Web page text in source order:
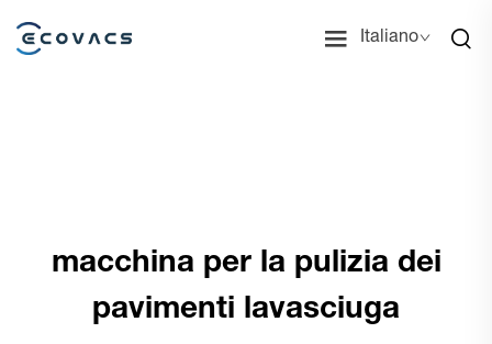
Italiano
macchina per la pulizia dei
pavimenti lavasciuga